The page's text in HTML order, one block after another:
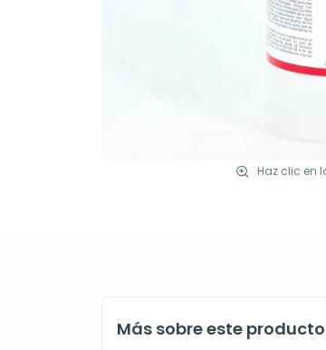
Haz clic en
Más sobre este producto